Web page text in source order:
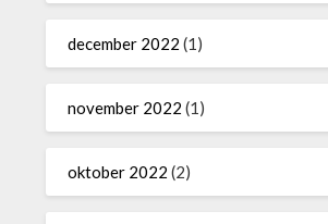
december 2022 (1)
november 2022 (1)
oktober 2022 (2)